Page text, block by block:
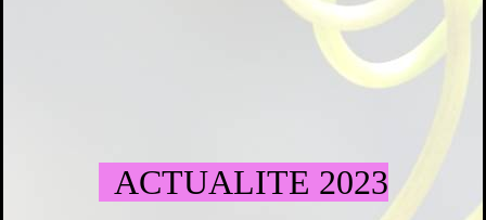
ACTUALITE 2023